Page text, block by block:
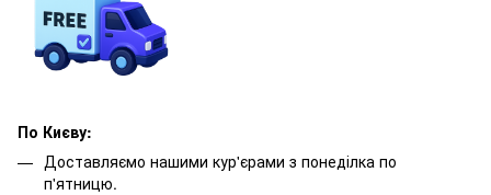
По Києву:
Доставляємо нашими кур'єрами з понеділка по
п'ятницю.